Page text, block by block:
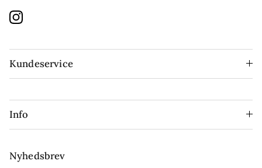
Instagram
Kundeservice
Info
Nyhedsbrev